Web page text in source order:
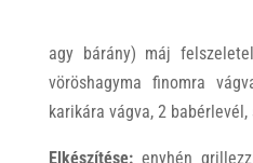
agy bárány) máj
vöröshagyma finomra
karikára vágva, 2
Elkészítése:enyhén